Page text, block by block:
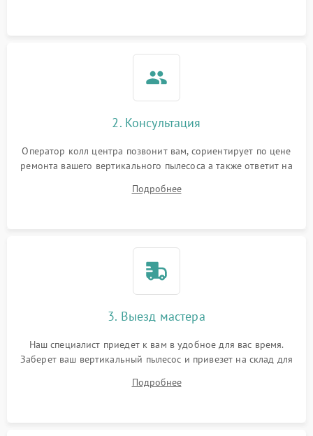
2. Консультация
Оператор колл центра позвонит вам, сориентирует по цене
ремонта вашего вертикального пылесоса а также ответит на
Подробнее
3. Выезд мастера
Наш специалист приедет к вам в удобное для вас время.
Заберет ваш вертикальный пылесос и привезет на склад для
Подробнее